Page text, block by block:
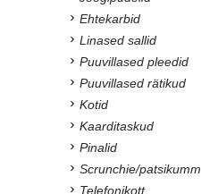
Ehtekarbid
Linased sallid
Puuvillased pleedid
Puuvillased rätikud
Kotid
Kaarditaskud
Pinalid
Scrunchie/patsikumm
Telefonikott